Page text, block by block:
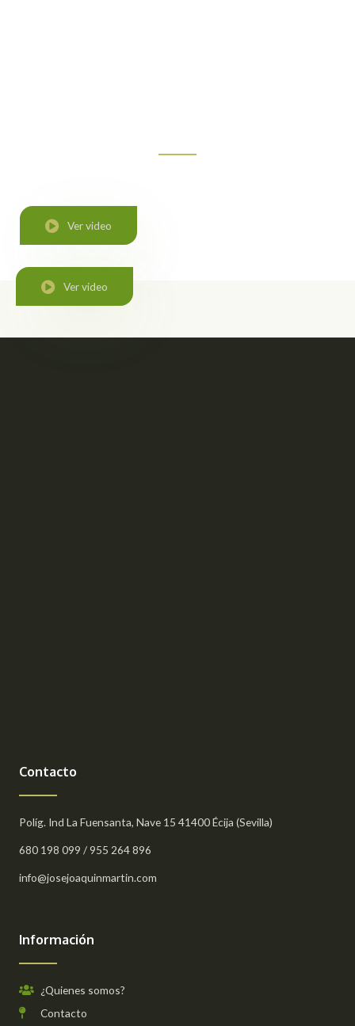
Ver video
Ver video
Contacto
Políg. Ind La Fuensanta, Nave 15 41400 Écija (Sevilla)
680 198 099 / 955 264 896
info@josejoaquinmartin.com
Información
¿Quienes somos?
Contacto